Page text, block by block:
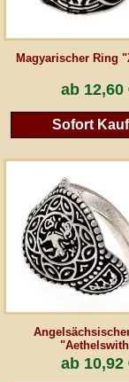
Magyarischer Ring
ab 12,60
Sofort
ab 10,92
eventueller Zölle (bei Nicht-